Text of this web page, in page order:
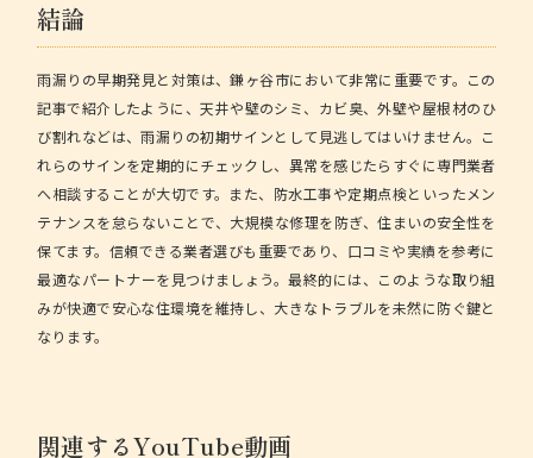
結論
雨漏りの早期発見と対策は、鎌ヶ谷市において非常に重要です。この
記事で紹介したように、天井や壁のシミ、カビ臭、外壁や屋根材のひ
び割れなどは、雨漏りの初期サインとして見逃してはいけません。こ
れらのサインを定期的にチェックし、異常を感じたらすぐに専門業者
へ相談することが大切です。また、防水工事や定期点検といったメン
テナンスを怠らないことで、大規模な修理を防ぎ、住まいの安全性を
保てます。信頼できる業者選びも重要であり、口コミや実績を参考に
最適なパートナーを見つけましょう。最終的には、このような取り組
みが快適で安心な住環境を維持し、大きなトラブルを未然に防ぐ鍵と
なります。
関連するYouTube動画